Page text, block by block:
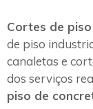
Cortes de
de piso
canaletas e
dos serviços
piso de